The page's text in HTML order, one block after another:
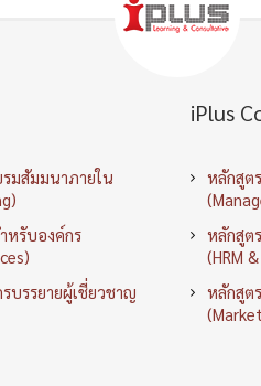
มสัมมนาภายใน
หรับองค์กร
บรรยายผู้เชี่ยวชาญ
iPlus
หลักสูต
หลักสูต
(HRM
หลักสูต